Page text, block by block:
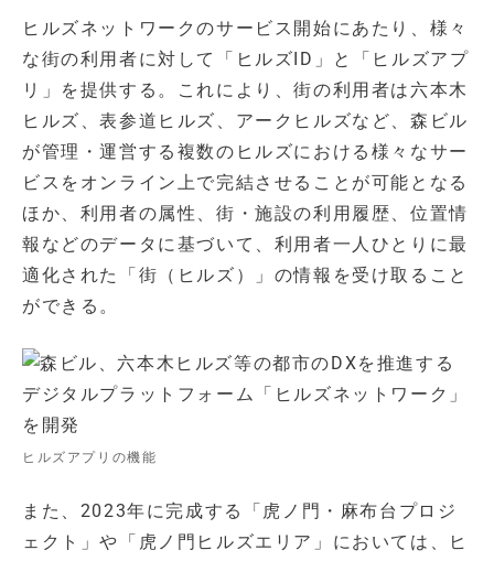
ヒルズネットワークのサービス開始にあたり、様々
な街の利用者に対して「ヒルズID」と「ヒルズアプ
リ」を提供する。これにより、街の利用者は六本木
ヒルズ、表参道ヒルズ、アークヒルズなど、森ビル
が管理・運営する複数のヒルズにおける様々なサー
ビスをオンライン上で完結させることが可能となる
ほか、利用者の属性、街・施設の利用履歴、位置情
報などのデータに基づいて、利用者一人ひとりに最
適化された「街（ヒルズ）」の情報を受け取ること
ができる。
ヒルズアプリの機能
また、2023年に完成する「虎ノ門・麻布台プロジ
ェクト」や「虎ノ門ヒルズエリア」においては、ヒ